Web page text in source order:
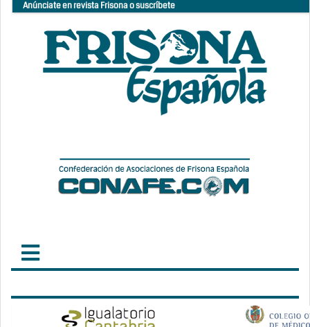
Anúnciate en revista Frisona o suscríbete